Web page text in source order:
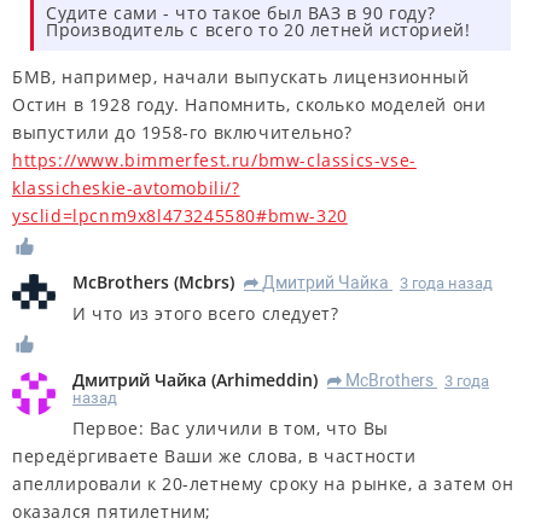
Судите сами - что такое был ВАЗ в 90 году?
Производитель с всего то 20 летней историей!
БМВ, например, начали выпускать лицензионный
Остин в 1928 году. Напомнить, сколько моделей они
выпустили до 1958-го включительно?
https://www.bimmerfest.ru/bmw-classics-vse-
klassicheskie-avtomobili/?
ysclid=lpcnm9x8l473245580#bmw-320
McBrothers (Mcbrs) R Дмитрий Чайка 3 года назад
И что из этого всего следует?
Дмитрий Чайка (Arhimeddin) R McBrothers
3 года
назад
Первое: Вас уличили в том, что Вы
передёргиваете Ваши же слова, в частности
апеллировали к 20-летнему сроку на рынке, а затем он
оказался пятилетним;